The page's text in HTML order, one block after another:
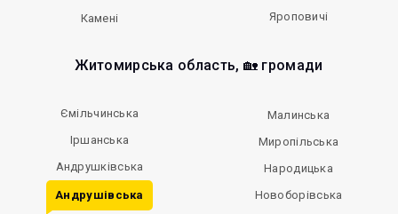
Камені
Яроповичі
Житомирська область, 🏡 громади
Ємільчинська
Іршанська
Андрушківська
Андрушівська
Малинська
Миропільська
Народицька
Новоборівська